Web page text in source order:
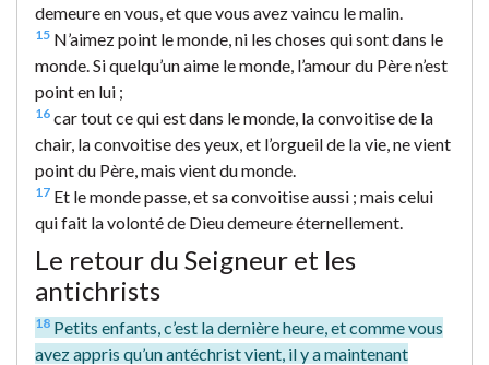
demeure en vous, et que vous avez vaincu le malin.
15 N’aimez point le monde, ni les choses qui sont dans le
monde. Si quelqu’un aime le monde, l’amour du Père n’est
point en lui ;
16 car tout ce qui est dans le monde, la convoitise de la
chair, la convoitise des yeux, et l’orgueil de la vie, ne vient
point du Père, mais vient du monde.
17 Et le monde passe, et sa convoitise aussi ; mais celui
qui fait la volonté de Dieu demeure éternellement.
Le retour du Seigneur et les
antichrists
18 Petits enfants, c’est la dernière heure, et comme vous
avez appris qu’un antéchrist vient, il y a maintenant